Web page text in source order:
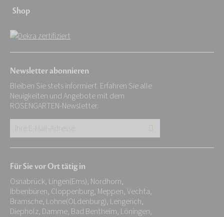
Shop
Newsletter abonnieren
Bleiben Sie stets informiert. Erfahren Sie alle
Neuigkeiten und Angebote mit dem
ROSENGARTEN-Newsletter.
Adresse:
*
Für Sie vor Ort tätig in
Osnabrück, Lingen(Ems), Nordhorn,
Ibbenbüren, Cloppenburg, Meppen, Vechta,
Bramsche, Lohne(OLdenburg), Lengerich,
Diepholz, Damme, Bad Bentheim, Löningen,